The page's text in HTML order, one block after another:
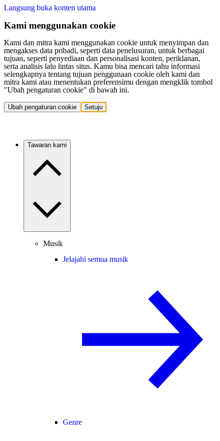
Langsung buka konten utama
Kami menggunakan cookie
Kami dan mitra kami menggunakan cookie untuk menyimpan dan
mengakses data pribadi, seperti data penelusuran, untuk berbagai
tujuan, seperti penyediaan dan personalisasi konten, periklanan,
serta analisis lalu lintas situs. Kamu bisa mencari tahu informasi
selengkapnya tentang tujuan penggunaan cookie oleh kami dan
mitra kami atau menentukan preferensimu dengan mengklik tombol
"Ubah pengaturan cookie" di bawah ini.
Ubah pengaturan cookie Setuju
Tawaran kami
Musik
Jelajahi semua musik
Genre